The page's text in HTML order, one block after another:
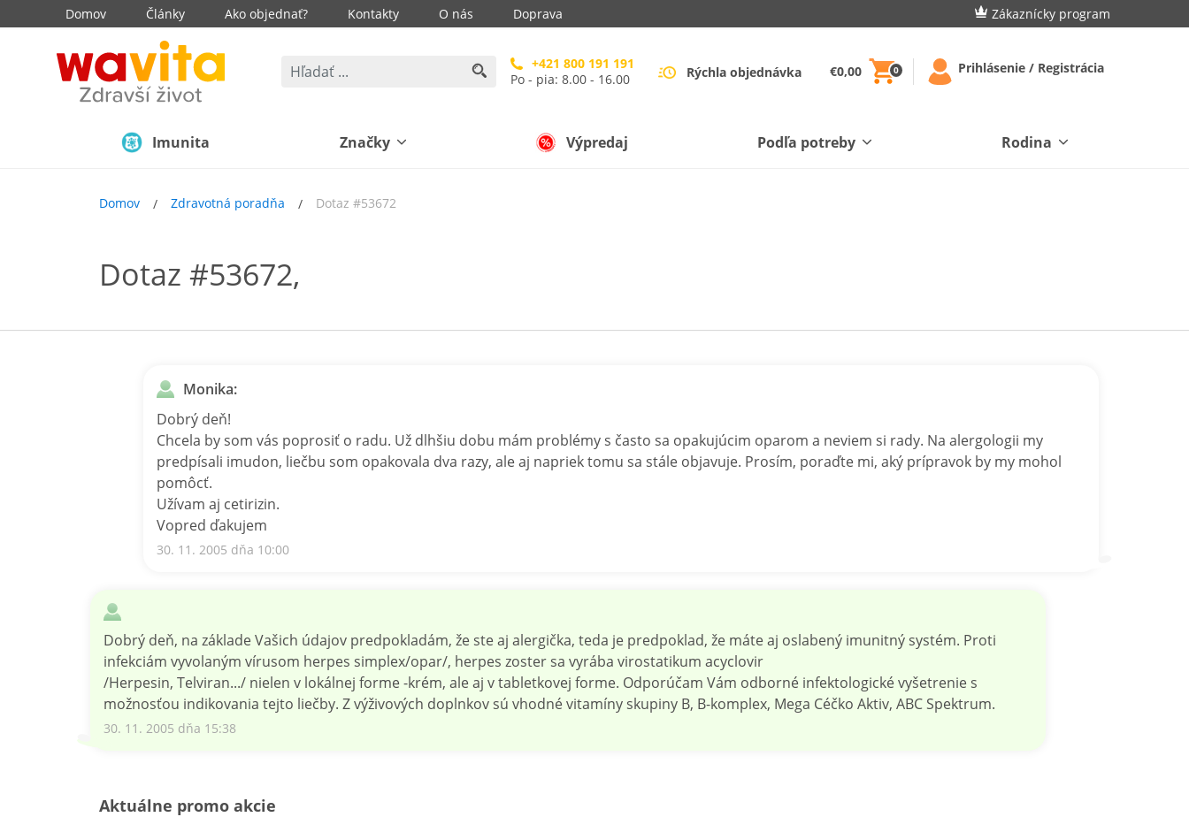
Domov Články Ako objednať? Kontakty O nás Doprava Zákaznícky program
+421 800 191 191
Po - pia: 8.00 - 16.00
Rýchla objednávka €0,00 0 Prihlásenie / Registrácia
Imunita Značky Výpredaj Podľa potreby Rodina
Domov Zdravotná poradňa Dotaz #53672
Dotaz #53672,
Monika:
Dobrý deň!
Chcela by som vás poprosiť o radu. Už dlhšiu dobu mám problémy s často sa opakujúcim oparom a neviem si rady. Na alergologii my
predpísali imudon, liečbu som opakovala dva razy, ale aj napriek tomu sa stále objavuje. Prosím, poraďte mi, aký prípravok by my mohol
pomôcť.
Užívam aj cetirizin.
Vopred ďakujem
30. 11. 2005 dňa 10:00
Dobrý deň, na základe Vašich údajov predpokladám, že ste aj alergička, teda je predpoklad, že máte aj oslabený imunitný systém. Proti
infekciám vyvolaným vírusom herpes simplex/opar/, herpes zoster sa vyrába virostatikum acyclovir
/Herpesin, Telviran.../ nielen v lokálnej forme -krém, ale aj v tabletkovej forme. Odporúčam Vám odborné infektologické vyšetrenie s
možnosťou indikovania tejto liečby. Z výživových doplnkov sú vhodné vitamíny skupiny B, B-komplex, Mega Céčko Aktiv, ABC Spektrum.
30. 11. 2005 dňa 15:38
Aktuálne promo akcie